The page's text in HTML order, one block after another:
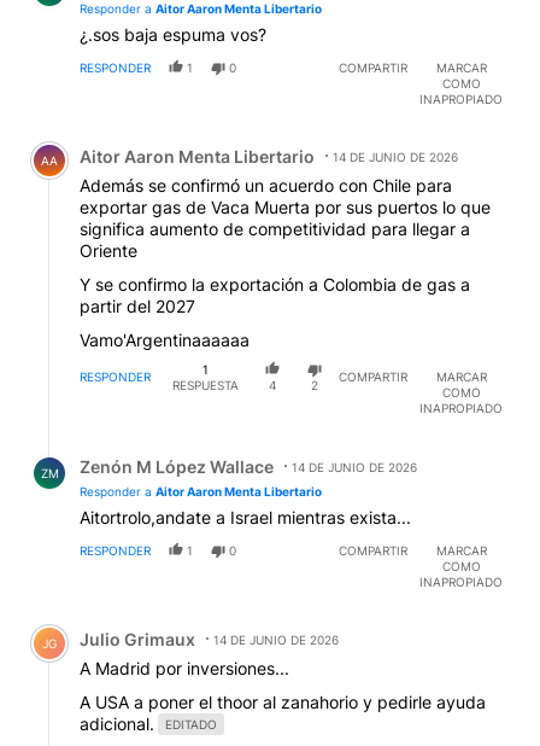
Responder a Aitor Aaron Menta Libertario
¿.sos baja espuma vos?
RESPONDER 1 0 COMPARTIR
MARCAR
COMO
INAPROPIADO
Comentario de Aitor Aaron Menta Libertario.
AA Aitor Aaron Menta Libertario 14 DE JUNIO DE 2026
Además se confirmó un acuerdo con Chile para
exportar gas de Vaca Muerta por sus puertos lo que
significa aumento de competitividad para llegar a
Oriente
Y se confirmo la exportación a Colombia de gas a
partir del 2027
Vamo'Argentinaaaaaa
RESPONDER
1
RESPUESTA
4 2
COMPARTIR
MARCAR
COMO
INAPROPIADO
ZM Zenón M López Wallace
14 DE JUNIO DE 2026
Responder a Aitor Aaron Menta Libertario
Aitortrolo,andate a Israel mientras exista...
RESPONDER 1 0 COMPARTIR
MARCAR
COMO
INAPROPIADO
Comentario de Julio Grimaux.
JG Julio Grimaux 14 DE JUNIO DE 2026
A Madrid por inversiones...
A USA a poner el thoor al zanahorio y pedirle ayuda
adicional.
EDITADO